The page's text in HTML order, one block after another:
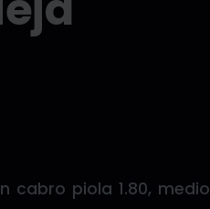
cabro piola 1.80, medio